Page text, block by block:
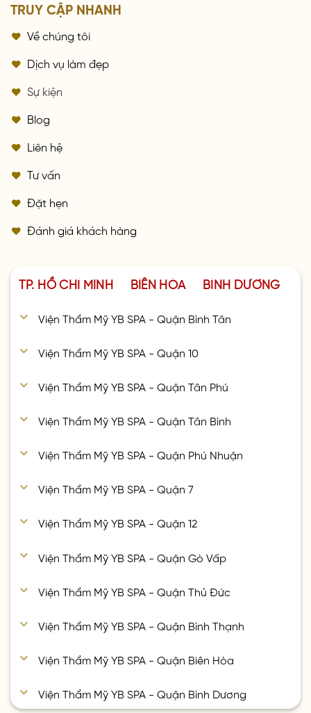
TRUY CẬP NHANH
Về chúng tôi
Dịch vụ làm đẹp
Sự kiện
Blog
Liên hệ
Tư vấn
Đặt hẹn
Đánh giá khách hàng
TP. HỒ CHÍ MINH BIÊN HÒA BÌNH DƯƠNG
Viện Thẩm Mỹ YB SPA - Quận Bình Tân
Viện Thẩm Mỹ YB SPA - Quận 10
Viện Thẩm Mỹ YB SPA - Quận Tân Phú
Viện Thẩm Mỹ YB SPA - Quận Tân Bình
Viện Thẩm Mỹ YB SPA - Quận Phú Nhuận
Viện Thẩm Mỹ YB SPA - Quận 7
Viện Thẩm Mỹ YB SPA - Quận 12
Viện Thẩm Mỹ YB SPA - Quận Gò Vấp
Viện Thẩm Mỹ YB SPA - Quận Thủ Đức
Viện Thẩm Mỹ YB SPA - Quận Bình Thạnh
Viện Thẩm Mỹ YB SPA - Quận Biên Hòa
Viện Thẩm Mỹ YB SPA - Quận Bình Dương